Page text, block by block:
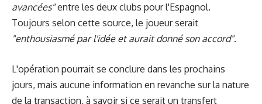
avancées"entre les deux clubs pour l'Espagnol.
Toujours selon cette source, le joueur serait
"enthousiasmé par l'idée et aurait donné son accord".
L'opération pourrait se conclure dans les prochains
jours, mais aucune information en revanche sur la nature
de la transaction, à savoir si ce serait un transfert